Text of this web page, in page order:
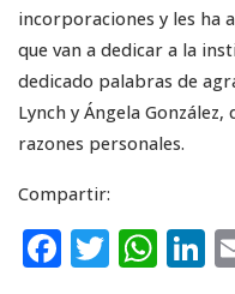
incorporaciones y les ha
que van a dedicar a la
dedicado palabras de
Lynch y Ángela
razones personales.
Compartir:
F T W